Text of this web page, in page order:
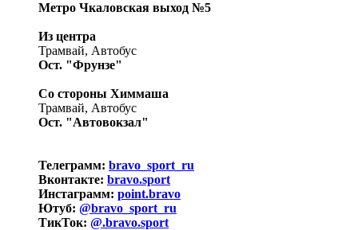
Метро Чкаловская выход №5
Из центра
Трамвай, Автобус
Ост. "Фрунзе"
Со стороны Химмаша
Трамвай, Автобус
Ост. "Автовокзал"
Телеграмм: bravo_sport_ru
Вконтакте: bravo.sport
Инстаграмм: point.bravo
Ютуб: @bravo_sport_ru
ТикТок: @.bravo.sport